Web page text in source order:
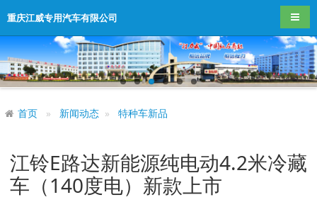
重庆江威专用汽车有限公司 导航
首页 新闻动态 特种车新品
江铃E路达新能源纯电动4.2米冷藏
车（140度电）新款上市